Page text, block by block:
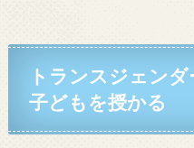
トランスジェン
子どもを授かる